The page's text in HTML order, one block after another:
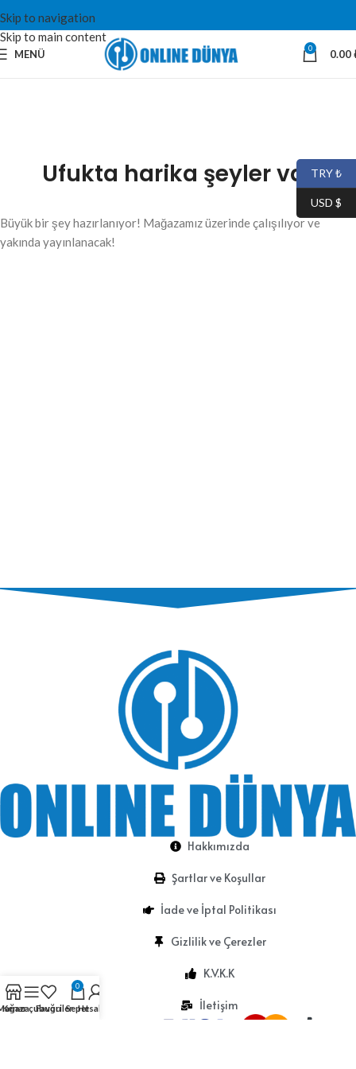
Skip to navigation
Skip to main content
MENÜ 0 0.00
Ufukta harika şeyler var
Büyük bir şey hazırlanıyor! Mağazamız üzerinde çalışılıyor ve
yakında yayınlanacak!
Hakkımızda
Şartlar ve Koşullar
İade ve İptal Politikası
Gizlilik ve Çerezler
K.V.K.K
İletişim
TRY ₺
USD $
Kenar çubuğu
Favoriler
0
SepetHesabım